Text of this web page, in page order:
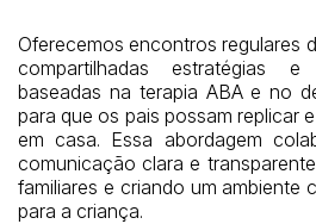
Oferecemos encontros regulares
compartilhadas estratégias e
baseadas na terapia ABA e no
para que os pais possam replicar
em casa. Essa abordagem
comunicação clara e
familiares e criando um ambiente
para a criança.